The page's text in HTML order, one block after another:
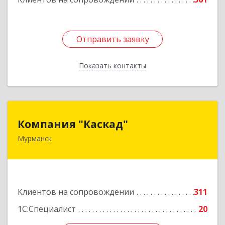
Отправить заявку
Показать контакты
Отправить заявку
Назад
Компания "Каскад"
Мурманск
Клиентов на сопровождении
311
1С:Специалист
20
183038, Мурманская обл, Мурманск г, Бабикова